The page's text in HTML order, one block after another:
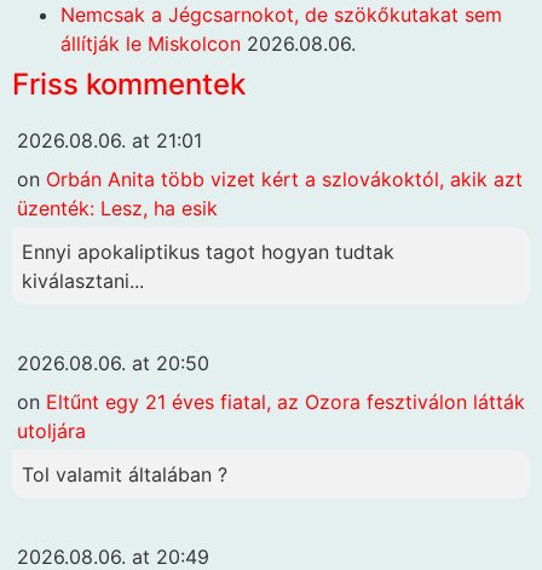
Nemcsak a Jégcsarnokot, de szökőkutakat sem
állítják le Miskolcon 2026.08.06.
Friss kommentek
2026.08.06. at 21:01
on Orbán Anita több vizet kért a szlovákoktól, akik azt
üzenték: Lesz, ha esik
Ennyi apokaliptikus tagot hogyan tudtak
kiválasztani...
2026.08.06. at 20:50
on Eltűnt egy 21 éves fiatal, az Ozora fesztiválon látták
utoljára
Tol valamit általában ?
2026.08.06. at 20:49